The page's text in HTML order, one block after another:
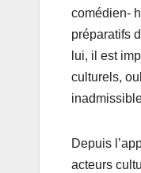
comédien-
préparatifs
lui, il est
culturels,
Depuis
acteurs